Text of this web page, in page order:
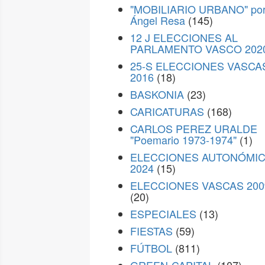
"MOBILIARIO URBANO"
Ángel Resa (145)
12 J ELECCIONES AL
PARLAMENTO VASCO
25-S ELECCIONES
2016 (18)
BASKONIA (23)
CARICATURAS (168)
CARLOS PEREZ URALDE
"Poemario 1973-1974" (1)
ELECCIONES
2024 (15)
ELECCIONES VASCAS
(20)
ESPECIALES (13)
FIESTAS (59)
FÚTBOL (811)